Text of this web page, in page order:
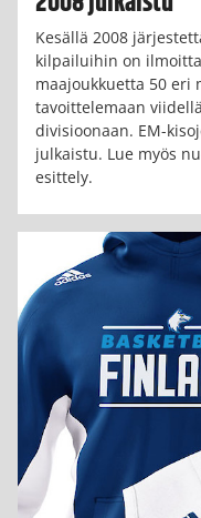
Kesällä 2008
kilpailuihin on
maajoukkuetta 50 eri
tavoittelemaan
divisioonaan. EM-
julkaistu. Lue myös
esittely.